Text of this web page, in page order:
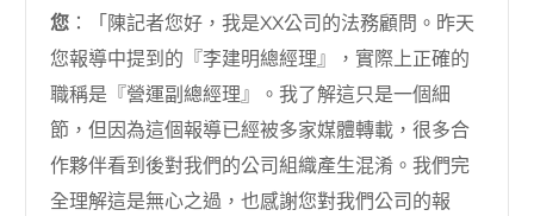
您 ：「陳記者您好，我是XX公司的法務顧問。昨天
您報導中提到的『李建明總經理』，實際上正確的
職稱是『營運副總經理』。我了解這只是一個細
節，但因為這個報導已經被多家媒體轉載，很多合
作夥伴看到後對我們的公司組織產生混淆。我們完
全理解這是無心之過，也感謝您對我們公司的報